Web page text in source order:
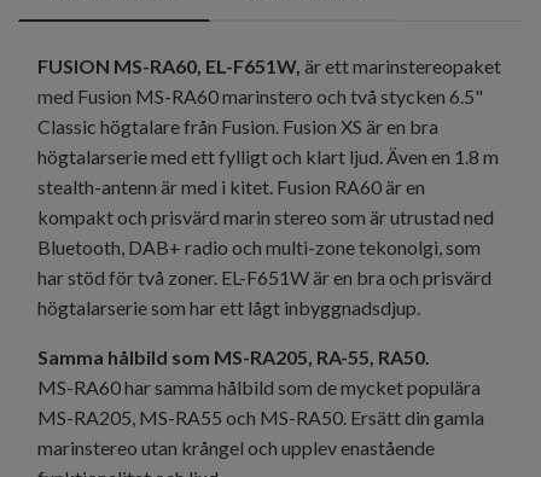
FUSION MS-RA60, EL-F651W, är ett marinstereopaket
med Fusion MS-RA60 marinstero och två stycken 6.5"
Classic högtalare från Fusion. Fusion XS är en bra
högtalarserie med ett fylligt och klart ljud. Även en 1.8 m
stealth-antenn är med i kitet. Fusion RA60 är en
kompakt och prisvärd marin stereo som är utrustad ned
Bluetooth, DAB+ radio och multi-zone tekonolgi, som
har stöd för två zoner. EL-F651W är en bra och prisvärd
högtalarserie som har ett lågt inbyggnadsdjup.
Samma hålbild som MS-RA205, RA-55, RA50.
MS-RA60 har samma hålbild som de mycket populära
MS-RA205, MS-RA55 och MS-RA50. Ersätt din gamla
marinstereo utan krångel och upplev enastående